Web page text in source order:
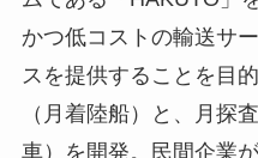
かつ低コストの輸送サ
スを提供することを目
（月着陸船）と、月探
車）を開発。民間企業